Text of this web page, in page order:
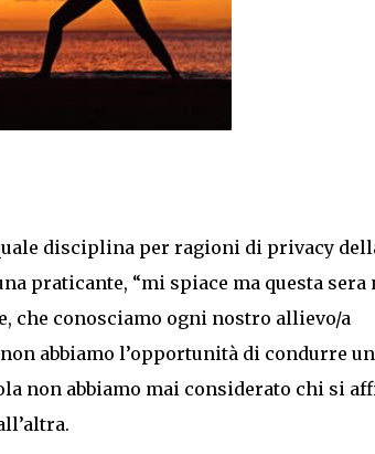
disciplina per ragioni di privacy
praticante, “mi spiace ma questa sera
che conosciamo ogni nostro allievo/a
abbiamo l’opportunità di condurre
non abbiamo mai considerato chi si